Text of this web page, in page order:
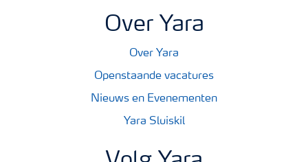
Over Yara
Over Yara
Openstaande vacatures
Nieuws en Evenementen
Yara Sluiskil